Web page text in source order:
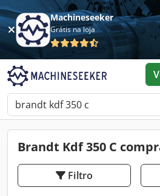
Machineseeker
Grátis na loja
Brandt Kdf 350 C
Filtro